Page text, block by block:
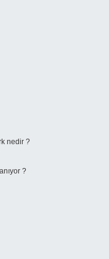
nedir ?
?